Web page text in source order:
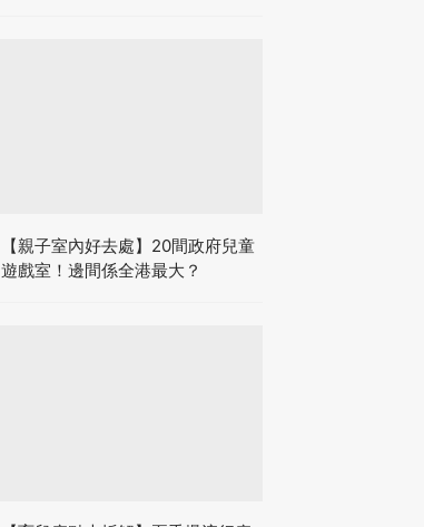
【親子室內好去處】20間政府兒童
遊戲室！邊間係全港最大？